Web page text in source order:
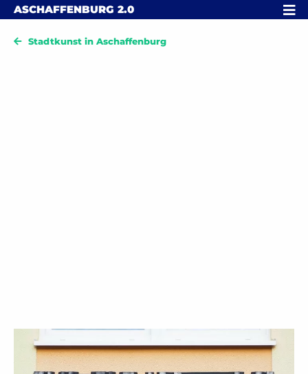
Skip to content
ASCHAFFENBURG 2.0 MENÜ
Stadtkunst in Aschaffenburg